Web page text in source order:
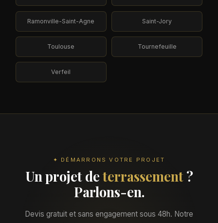
Ramonville-Saint-Agne Saint-Jory
Toulouse Tournefeuille
Verfeil
✦ DÉMARRONS VOTRE PROJET
Un projet deterrassement?
Parlons-en.
Devis gratuit et sans engagement sous 48h. Notre